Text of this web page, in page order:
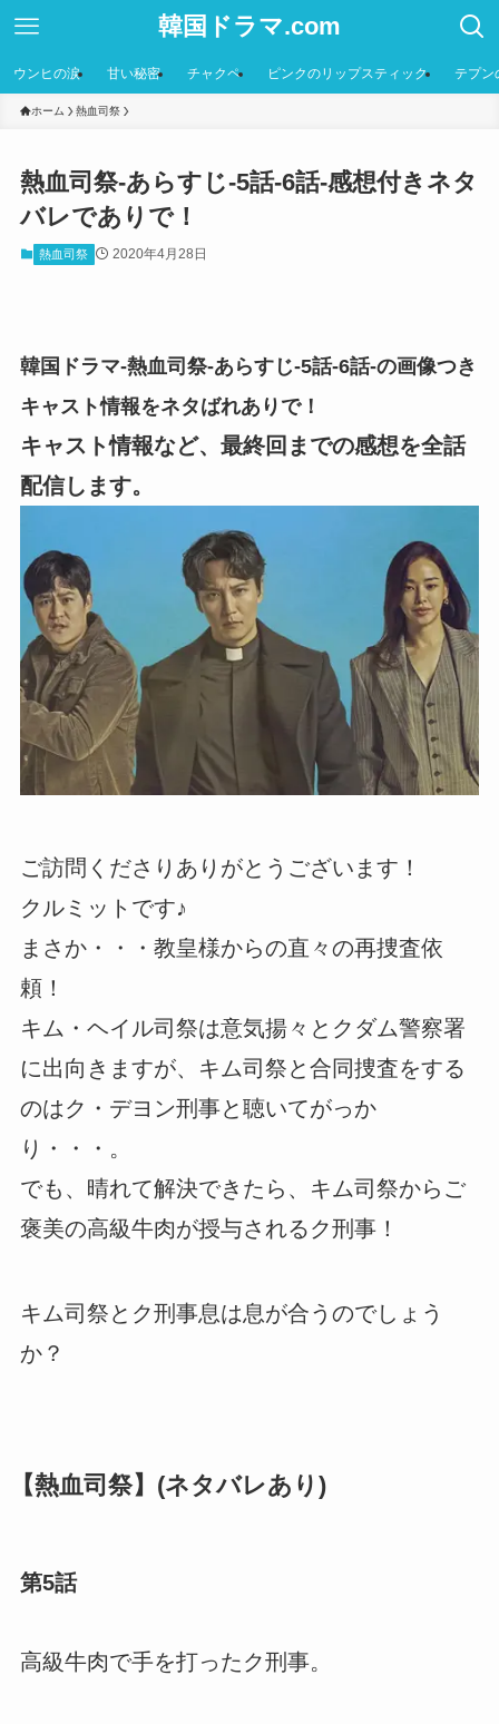
韓国ドラマ.com
ウンヒの涙 甘い秘密 チャクペ ピンクのリップスティック テプン
ホーム 熱血司祭
熱血司祭-あらすじ-5話-6話-感想付きネタ
バレでありで！
熱血司祭 2020年4月28日
韓国ドラマ-熱血司祭-あらすじ-5話-6話-の画像つき
キャスト情報をネタばれありで！
キャスト情報など、最終回までの感想を全話
配信します。
ご訪問くださりありがとうございます！
クルミットです♪
まさか・・・教皇様からの直々の再捜査依
頼！
キム・ヘイル司祭は意気揚々とクダム警察署
に出向きますが、キム司祭と合同捜査をする
のはク・デヨン刑事と聴いてがっか
り・・・。
でも、晴れて解決できたら、キム司祭からご
褒美の高級牛肉が授与されるク刑事！
キム司祭とク刑事息は息が合うのでしょう
か？
【熱血司祭】(ネタバレあり)
第5話
高級牛肉で手を打ったク刑事。